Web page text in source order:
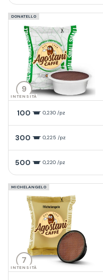
DONATELLO
9
INTENSITÀ
100 0,230 /pz
300 0,225 /pz
500 0,220 /pz
MICHELANGELO
7
INTENSITÀ